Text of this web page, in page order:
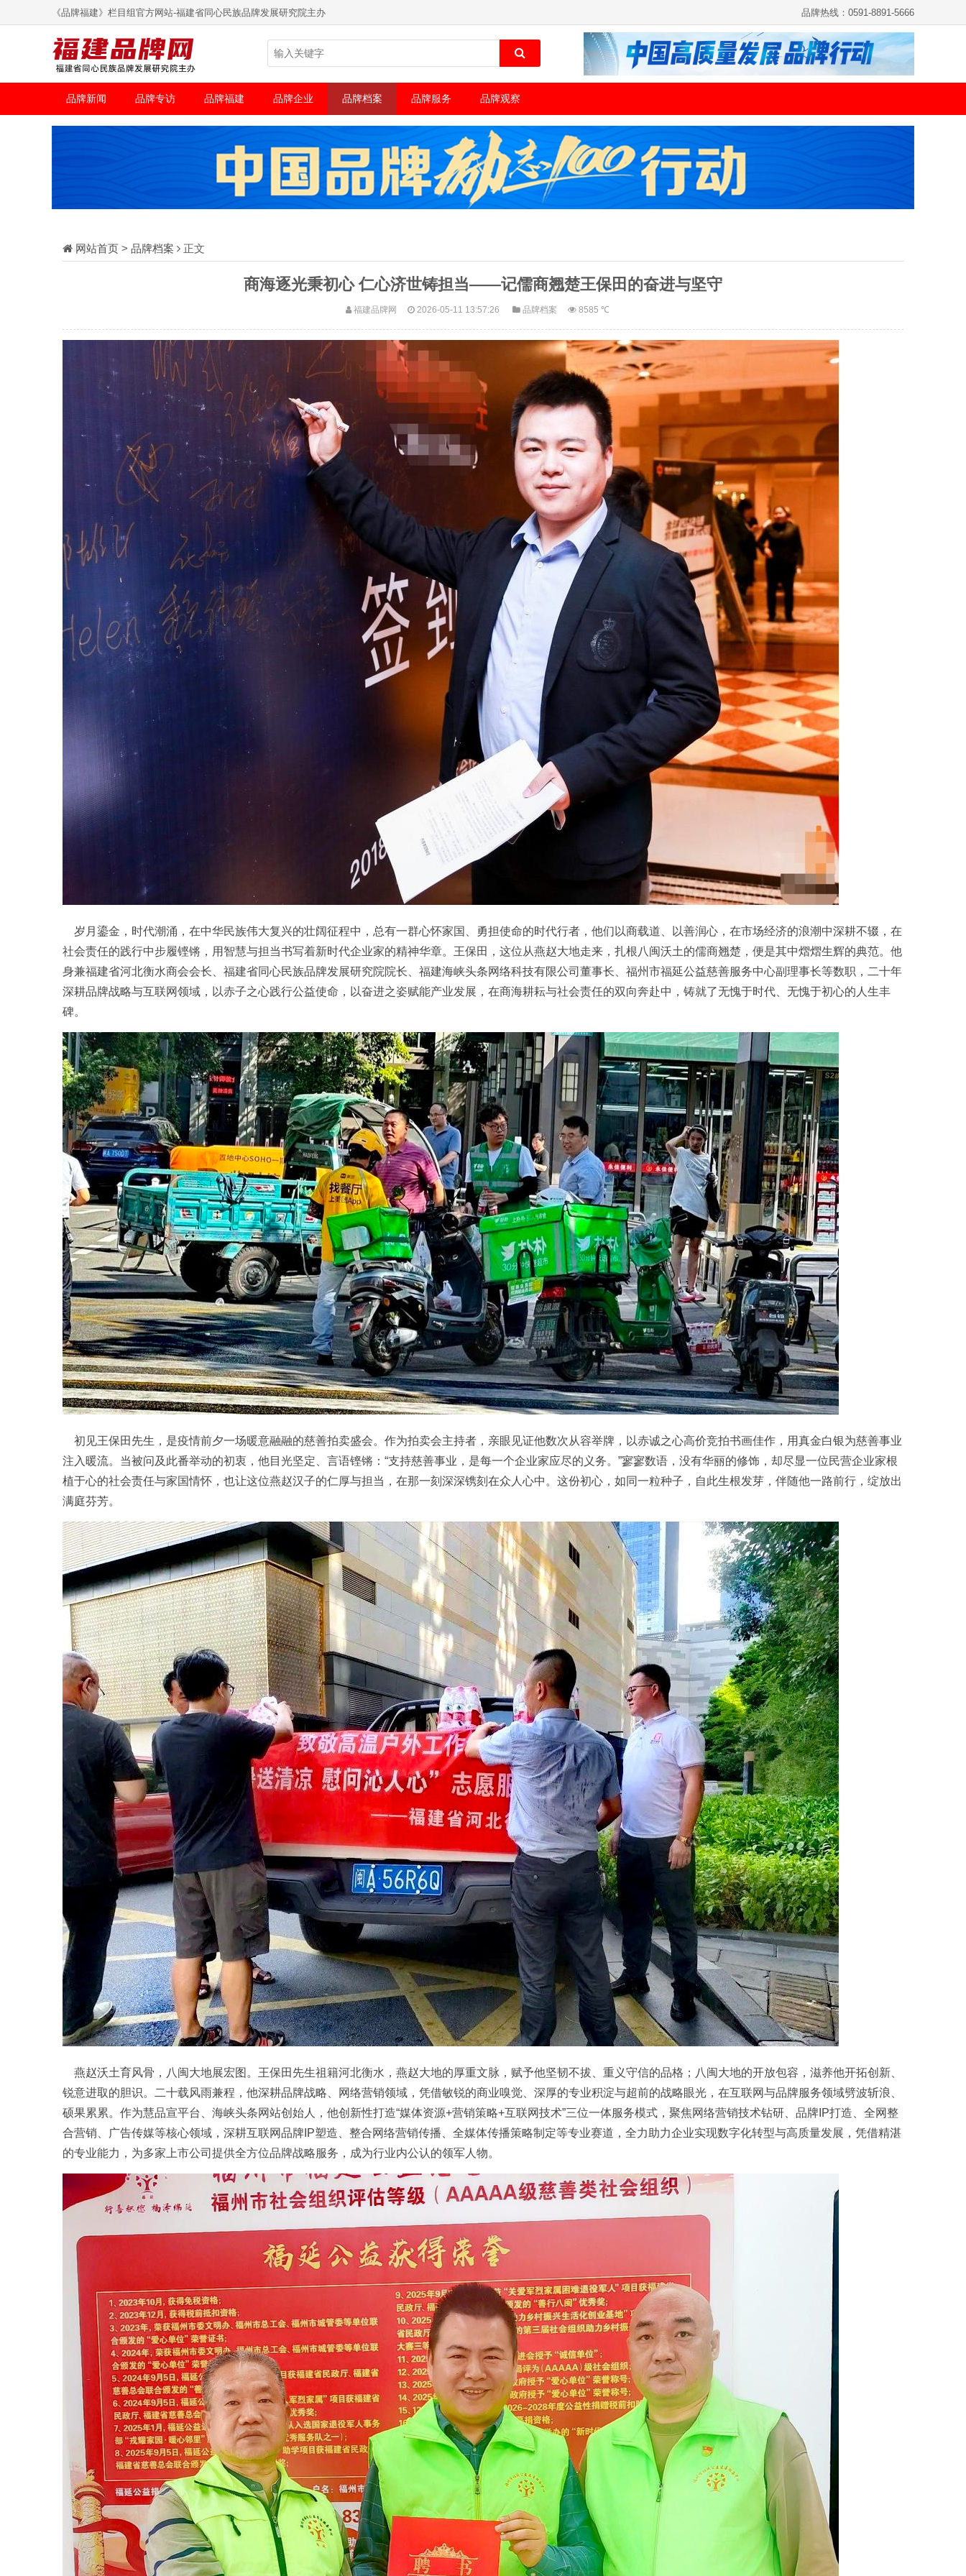
《品牌福建》栏目组官方网站-福建省同心民族品牌发展研究院主办 品牌热线：0591-8891-5666
品牌新闻 品牌专访 品牌福建 品牌企业 品牌档案 品牌服务 品牌观察
网站首页 > 品牌档案 正文
商海逐光秉初心 仁心济世铸担当——记儒商翘楚王保田的奋进与坚守
福建品牌网 2026-05-11 13:57:26 品牌档案 8585 ℃
岁月鎏金，时代潮涌，在中华民族伟大复兴的壮阔征程中，总有一群心怀家国、勇担使命的时代行者，他们以商载道、以善润心，在市场经济的浪潮中深耕不辍，在
社会责任的践行中步履铿锵，用智慧与担当书写着新时代企业家的精神华章。王保田，这位从燕赵大地走来，扎根八闽沃土的儒商翘楚，便是其中熠熠生辉的典范。他
身兼福建省河北衡水商会会长、福建省同心民族品牌发展研究院院长、福建海峡头条网络科技有限公司董事长、福州市福延公益慈善服务中心副理事长等数职，二十年
深耕品牌战略与互联网领域，以赤子之心践行公益使命，以奋进之姿赋能产业发展，在商海耕耘与社会责任的双向奔赴中，铸就了无愧于时代、无愧于初心的人生丰
碑。
初见王保田先生，是疫情前夕一场暖意融融的慈善拍卖盛会。作为拍卖会主持者，亲眼见证他数次从容举牌，以赤诚之心高价竞拍书画佳作，用真金白银为慈善事业
注入暖流。当被问及此番举动的初衷，他目光坚定、言语铿锵：“支持慈善事业，是每一个企业家应尽的义务。”寥寥数语，没有华丽的修饰，却尽显一位民营企业家根
植于心的社会责任与家国情怀，也让这位燕赵汉子的仁厚与担当，在那一刻深深镌刻在众人心中。这份初心，如同一粒种子，自此生根发芽，伴随他一路前行，绽放出
满庭芬芳。
燕赵沃土育风骨，八闽大地展宏图。王保田先生祖籍河北衡水，燕赵大地的厚重文脉，赋予他坚韧不拔、重义守信的品格；八闽大地的开放包容，滋养他开拓创新、
锐意进取的胆识。二十载风雨兼程，他深耕品牌战略、网络营销领域，凭借敏锐的商业嗅觉、深厚的专业积淀与超前的战略眼光，在互联网与品牌服务领域劈波斩浪、
硕果累累。作为慧品宣平台
、海峡头条网站创始人，他创新性打造“媒体资源+营销策略+互联网技术”三位一体服务模式，聚焦网络营销技术钻研、品牌IP打造、全网整
合营销、广告传媒等核心领域，深耕互联网品牌IP塑造、整合网络营销传播、全媒体传播策略制定等专业赛道，全力助力企业实现数字化转型与高质量发展，凭借精湛
的专业能力，为多家上市公司提供全方位品牌战略服务，成为行业内公认的领军人物。